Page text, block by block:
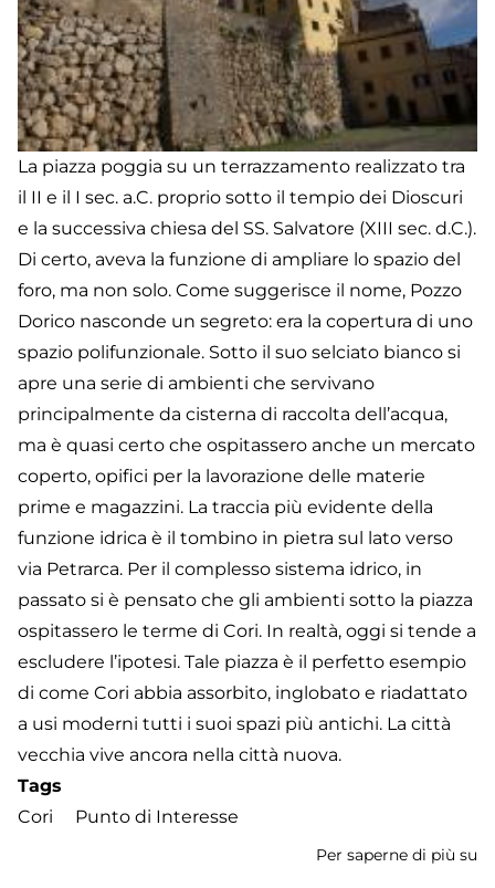
La piazza poggia su un terrazzamento realizzato tra
il II e il I sec. a.C. proprio sotto il tempio dei Dioscuri
e la successiva chiesa del SS. Salvatore (XIII sec. d.C.).
Di certo, aveva la funzione di ampliare lo spazio del
foro, ma non solo. Come suggerisce il nome, Pozzo
Dorico nasconde un segreto: era la copertura di uno
spazio polifunzionale. Sotto il suo selciato bianco si
apre una serie di ambienti che servivano
principalmente da cisterna di raccolta dell’acqua,
ma è quasi certo che ospitassero anche un mercato
coperto, opifici per la lavorazione delle materie
prime e magazzini. La traccia più evidente della
funzione idrica è il tombino in pietra sul lato verso
via Petrarca. Per il complesso sistema idrico, in
passato si è pensato che gli ambienti sotto la piazza
ospitassero le terme di Cori. In realtà, oggi si tende a
escludere l’ipotesi. Tale piazza è il perfetto esempio
di come Cori abbia assorbito, inglobato e riadattato
a usi moderni tutti i suoi spazi più antichi. La città
vecchia vive ancora nella città nuova.
Tags
Cori
Punto di Interesse
Per saperne di più su